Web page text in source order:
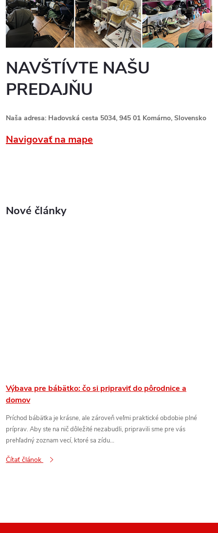
NAVŠTÍVTE NAŠU
PREDAJŇU
Naša adresa: Hadovská cesta 5034, 945 01 Komárno, Slovensko
Navigovať na mape
Nové články
Výbava pre bábätko: čo si pripraviť do pôrodnice a
domov
Príchod bábätka je krásne, ale zároveň veľmi praktické obdobie plné
príprav. Aby ste na nič dôležité nezabudli, pripravili sme pre vás
prehľadný zoznam vecí, ktoré sa zídu...
Čítať článok